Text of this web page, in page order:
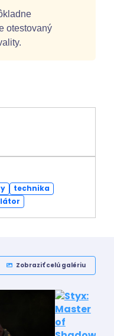
otestovaný
technika
Zobraziť celú galériu